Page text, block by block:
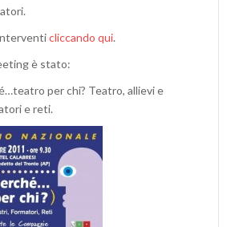
cliccando qui.
è stato:
per chi? Teatro, allievi e
e reti.